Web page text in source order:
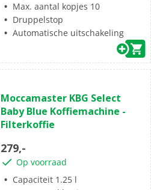
Max. aantal kopjes 10
Druppelstop
Automatische uitschakeling
van
de
5
Moccamaster KBG Select
Baby Blue Koffiemachine -
Filterkoffie
279,-
Op voorraad
Capaciteit 1.25 l